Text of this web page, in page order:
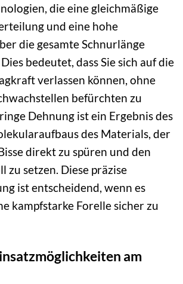
die eine gleichmäßige
und eine hohe
die gesamte Schnurlänge
bedeutet, dass Sie sich auf die
verlassen können, ohne
befürchten zu
Dehnung ist ein Ergebnis des
des Materials, der
direkt zu spüren und den
zu setzen. Diese präzise
ist entscheidend, wenn es
kampfstarke Forelle sicher zu
am